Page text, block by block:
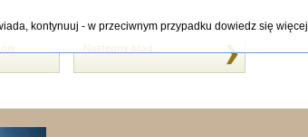
kontynuuj - w przeciwnym przypadku dowiedz się więcej